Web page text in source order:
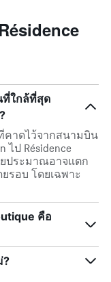
ที่ใกล้ที่สุด
คาดไว้จากสนามบิน
ป Résidence
ยประมาณอาจแตก
รอบ โดยเฉพาะ
คือ
?